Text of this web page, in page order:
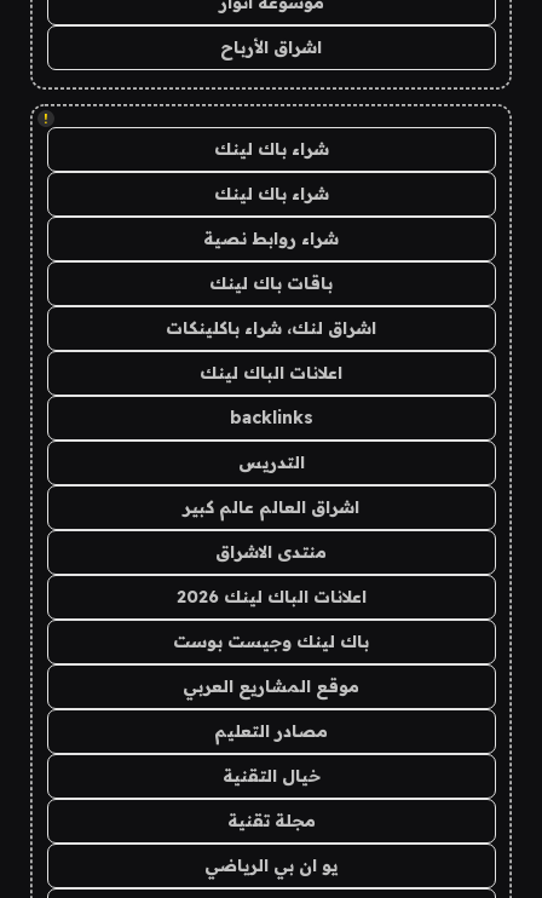
اشراق الأرباح
!
شراء باك لينك
شراء باك لينك
شراء روابط نصية
باقات باك لينك
اشراق لنك، شراء باكلينكات
اعلانات الباك لينك
backlinks
التدريس
اشراق العالم عالم كبير
منتدى الاشراق
اعلانات الباك لينك 2026
باك لينك وجيست بوست
موقع المشاريع العربي
مصادر التعليم
خيال التقنية
مجلة تقنية
يو ان بي الرياضي